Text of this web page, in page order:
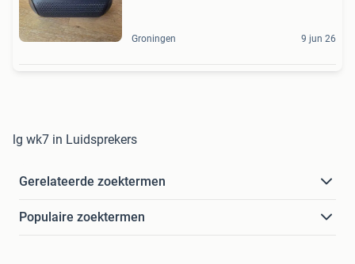
Groningen 9 jun 26
lg wk7 in Luidsprekers
Gerelateerde zoektermen
Populaire zoektermen